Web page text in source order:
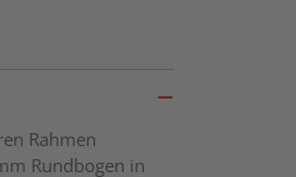
Rahmen
Rundbogen in